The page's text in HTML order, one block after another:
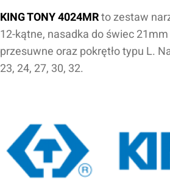
KING TONY 4024MRto zestaw
12-kątne, nasadka do świec
przesuwne oraz pokrętło typu L.
23, 24, 27, 30, 32.